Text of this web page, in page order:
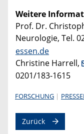
Weitere
Prof. Dr.
Neurologie, Tel.
essen.de
Christine Harrell,
0201/183-1615
FORSCHUNG
Zurück